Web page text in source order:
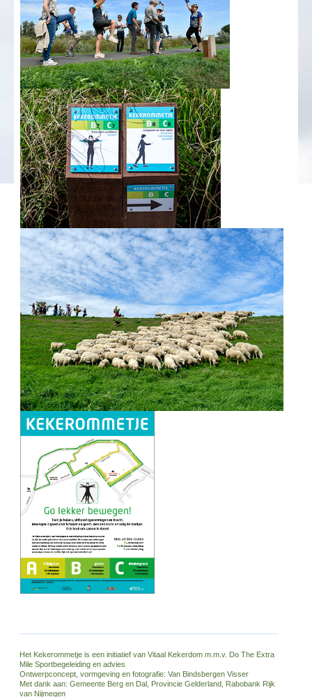
Het Kekerommetje is een initiatief van Vitaal Kekerdom m.m.v. Do The Extra
Mile Sportbegeleiding en advies
Ontwerpconcept, vormgeving en fotografie: Van Bindsbergen Visser
Met dank aan: Gemeente Berg en Dal, Provincie Gelderland, Rabobank Rijk
van Nijmegen